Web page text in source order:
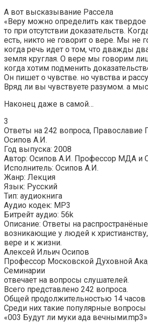
А вот высказывание Рассела
«Веру можно определить как
то при отсутствии доказательств.
есть, никто не говорит о вере. Мы не
когда речь идет о том, что дважды
земля круглая. О вере мы говорим
когда хотим подменить
Он пишет о чувстве. но чувства и
Вряд ли вы чувствуете разумом. а
Наконец даже в самой…
3
Ответы на 242 вопроса,
Осипов А.И.
Год выпуска: 2008
Автор: Осипов А.И. Профессор МДА и
Исполнитель: Осипов А.И.
Жанр: Лекция
Язык: Русский
Тип: аудиокнига
Аудио кодек: MP3
Битрейт аудио: 56k
Описание: Ответы на
возникающие у людей к
вере и к жизни.
Алексей Ильич Осипов
Профессор Московской Духовной
Семинарии
отвечает на вопросы слушателей.
Всего представлено 242 вопроса.
Общей продолжительностью 14 часов
Среди них такие популярные вопросы
«003 Будут ли муки ада вечными.mp3»